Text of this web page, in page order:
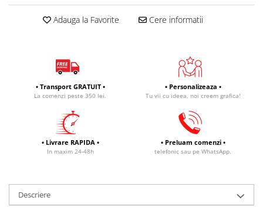
Adauga la Favorite Cere informatii
• Transport GRATUIT •
La comenzi peste 350 lei.
• Personalizeaza •
Tu vii cu ideea, noi creem grafica!
• Livrare RAPIDA •
In maxim 24-48h
• Preluam comenzi •
telefonic sau pe WhatsApp.
Descriere